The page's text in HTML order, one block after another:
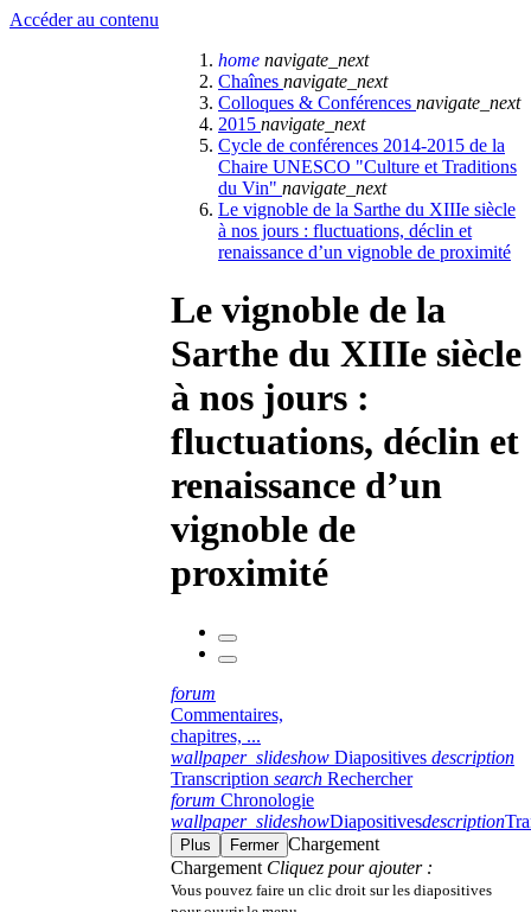
Accéder au contenu
home navigate_next
Chaînes navigate_next
Colloques & Conférences navigate_next
2015 navigate_next
Cycle de conférences 2014-2015 de la
Chaire UNESCO "Culture et Traditions
du Vin" navigate_next
Le vignoble de la Sarthe du XIIIe siècle
à nos jours : fluctuations, déclin et
renaissance d’un vignoble de proximité
Le vignoble de la
Sarthe du XIIIe siècle
à nos jours :
fluctuations, déclin et
renaissance d’un
vignoble de
proximité
forum
Commentaires,
chapitres, ...
wallpaper_slideshow Diapositives description
Transcription search Rechercher
forum Chronologie
wallpaper_slideshowDiapositivesdescription
Plus Fermer Chargement
Chargement Cliquez pour ajouter :
Vous pouvez faire un clic droit sur les diapositives